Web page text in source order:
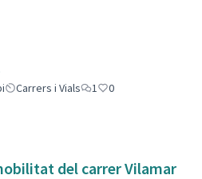
Carrers i Vials 1
0
del carrer Vilamar